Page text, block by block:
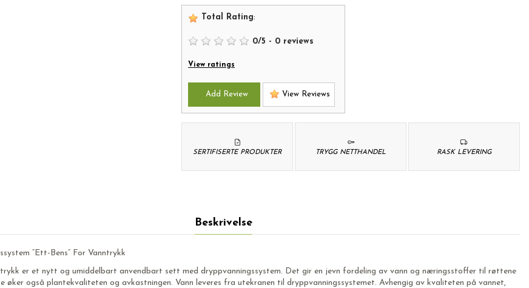
Total Rating:
0/5 - 0 reviews
View ratings
Add Review View Reviews
RASK LEVERING
TRYGG NETTHANDEL
SERTIFISERTE PRODUKTER
Beskrivelse
“Ett-Bens” For Vanntrykk
er et nytt og umiddelbart anvendbart sett med dryppvanningssystem. Det gir en jevn fordeling av vann og næringsstoffer til røttene
øker også plantekvaliteten og avkastningen. Vann leveres fra utekranen til dryppvanningssystemet. Avhengig av kvaliteten på vannet,